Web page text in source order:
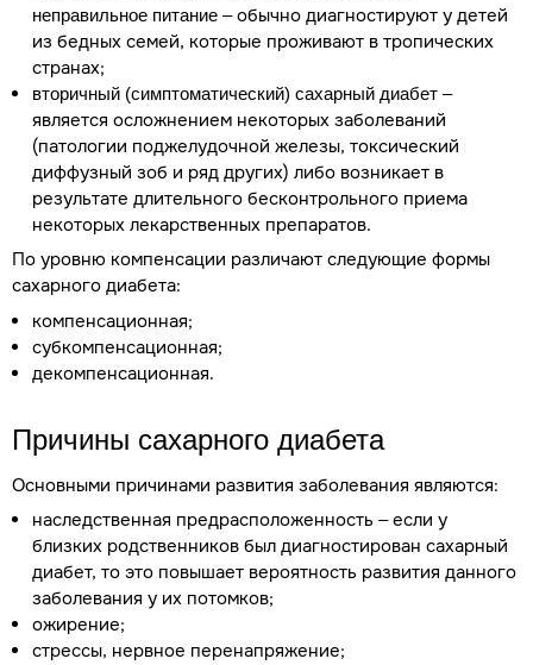
неправильное питание – обычно диагностируют у детей
из бедных семей, которые проживают в тропических
странах;
вторичный (симптоматический) сахарный диабет –
является осложнением некоторых заболеваний
(патологии поджелудочной железы, токсический
диффузный зоб и ряд других) либо возникает в
результате длительного бесконтрольного приема
некоторых лекарственных препаратов.
По уровню компенсации различают следующие формы
сахарного диабета:
компенсационная;
субкомпенсационная;
декомпенсационная.
Причины сахарного диабета
Основными причинами развития заболевания являются:
наследственная предрасположенность – если у
близких родственников был диагностирован сахарный
диабет, то это повышает вероятность развития данного
заболевания у их потомков;
ожирение;
стрессы, нервное перенапряжение;